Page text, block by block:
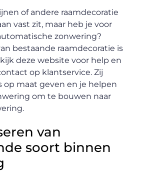
of andere raamdecoratie
vast zit, maar heb je voor
zonwering?
bestaande raamdecoratie is
deze website voor help en
op klantservice. Zij
op maat geven en je helpen
om te bouwen naar
van
soort binnen